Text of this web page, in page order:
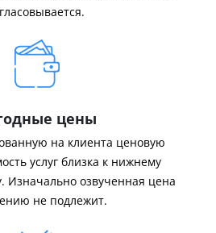
цены
на клиента ценовую
услуг близка к нижнему
Изначально озвученная цена
не подлежит.